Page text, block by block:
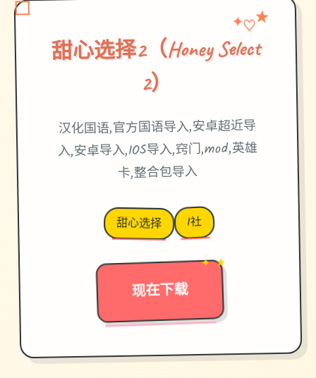
甜心选择2（Honey Select
2）
✦♡★
汉化国语,官方国语导入,安卓超近导
入,安卓导入,IOS导入,窍门,mod,英雄
卡,整合包导入
甜心选择 I社
现在下载
→
✦ ★